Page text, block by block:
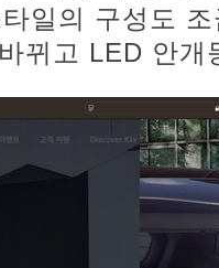
일의 구성도
뀌고 LED 안개